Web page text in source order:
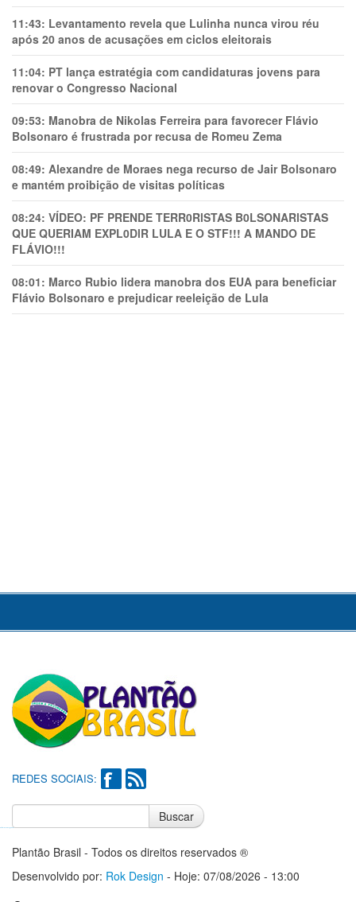
11:43: Levantamento revela que Lulinha nunca virou réu
após 20 anos de acusações em ciclos eleitorais
11:04: PT lança estratégia com candidaturas jovens para
renovar o Congresso Nacional
09:53: Manobra de Nikolas Ferreira para favorecer Flávio
Bolsonaro é frustrada por recusa de Romeu Zema
08:49: Alexandre de Moraes nega recurso de Jair Bolsonaro
e mantém proibição de visitas políticas
08:24: VÍDEO: PF PRENDE TERR0RlSTAS B0LSONARlSTAS
QUE QUERIAM EXPL0DlR LULA E O STF!!! A MANDO DE
FLÁVIO!!!
08:01: Marco Rubio lidera manobra dos EUA para beneficiar
Flávio Bolsonaro e prejudicar reeleição de Lula
REDES SOCIAIS:
Buscar
Plantão Brasil - Todos os direitos reservados ®
Desenvolvido por: Rok Design - Hoje: 07/08/2026 - 13:00